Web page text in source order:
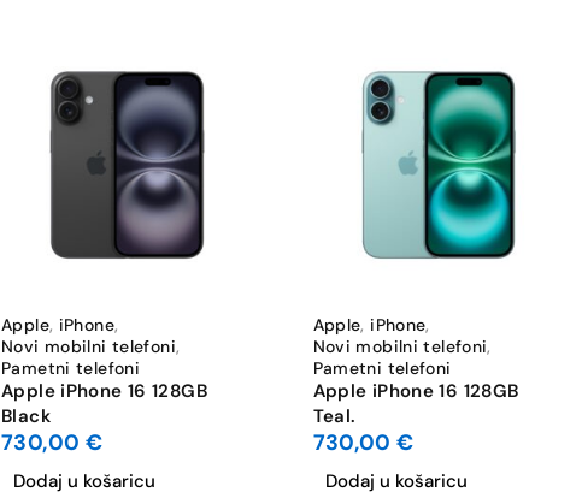
Apple, iPhone,
Novi mobilni telefoni,
Pametni telefoni
Apple iPhone 16 128GB
Black
730,00 €
Dodaj u košaricu
Apple, iPhone,
Novi mobilni telefoni,
Pametni telefoni
Apple iPhone 16 128GB
Teal.
730,00€
Dodaj u košaricu